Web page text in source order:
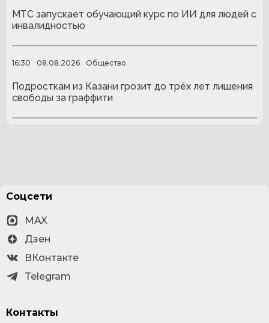
МТС запускает обучающий курс по ИИ для людей с
инвалидностью
16:30 08.08.2026 Общество
Подросткам из Казани грозит до трёх лет лишения
свободы за граффити
Соцсети
MAX
Дзен
ВКонтакте
Telegram
Контакты